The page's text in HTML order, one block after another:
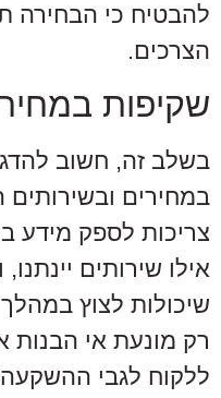
להבטיח כי הבחירה
הצרכים.
שקיפות
בשלב זה, חשוב
במחירים
צריכות לספק מידע
אילו שירותים
שיכולות לצוץ
רק מונעת אי הבנות
ללקוח לגבי